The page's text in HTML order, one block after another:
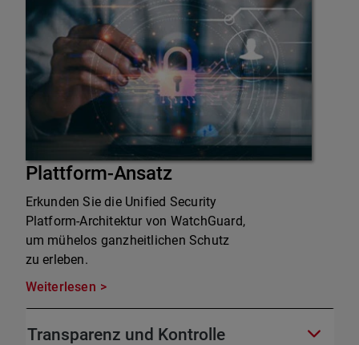
Plattform-Ansatz
Erkunden Sie die Unified Security
Platform-Architektur von WatchGuard,
um mühelos ganzheitlichen Schutz
zu erleben.
Weiterlesen
Transparenz und Kontrolle